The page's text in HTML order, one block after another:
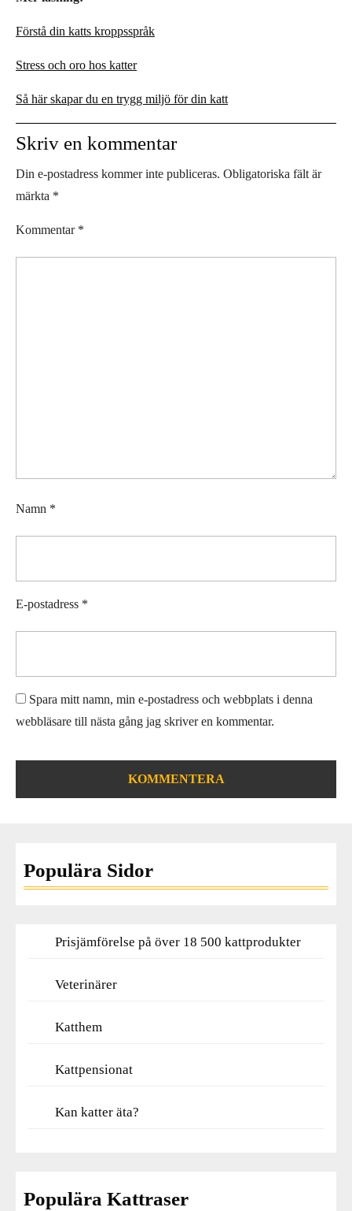
Förstå din katts kroppsspråk
Stress och oro hos katter
Så här skapar du en trygg miljö för din katt
Skriv en kommentar
Din e-postadress kommer inte publiceras. Obligatoriska fält är
märkta *
Kommentar *
Namn *
E-postadress *
Spara mitt namn, min e-postadress och webbplats i denna
webbläsare till nästa gång jag skriver en kommentar.
Populära Sidor
Prisjämförelse på över 18 500 kattprodukter
Veterinärer
Katthem
Kattpensionat
Kan katter äta?
Populära Kattraser